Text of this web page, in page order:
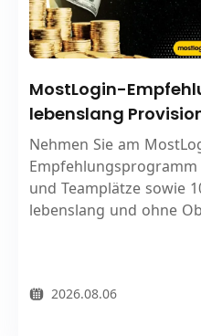
MostLogin-
lebenslang
Nehmen Sie am
und Teamplätze sowie
lebenslang und ohne
2026.08.06